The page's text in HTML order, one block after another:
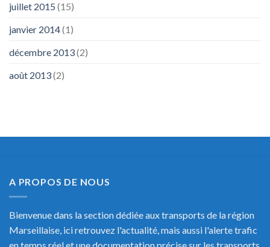
juillet 2015 (15)
janvier 2014(1)
décembre 2013(2)
août 2013(2)
A PROPOS DE NOUS
Bienvenue dans la section dédiée aux transports de la région
Marseillaise, ici retrouvez l'actualité, mais aussi l'alerte trafic
en temps réel et une documentation précise sur les transports